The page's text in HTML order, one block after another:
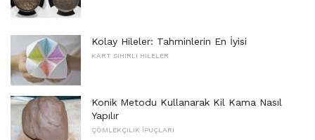
Kolay Hileler: Tahminlerin En İyisi
KART SIHIRLI HILELER
Konik Metodu Kullanarak Kil Kama Nasıl
Yapılır
ÇÖMLEKÇILIK İPUÇLARI